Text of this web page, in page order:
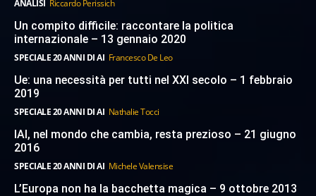
ANALISI Riccardo Perissich
Un compito difficile: raccontare la politica
internazionale – 13 gennaio 2020
SPECIALE 20 ANNI DI AI Francesco De Leo
Ue: una necessità per tutti nel XXI secolo – 1 febbraio
2019
SPECIALE 20 ANNI DI AI Nathalie Tocci
IAI, nel mondo che cambia, resta prezioso – 21 giugno
2016
SPECIALE 20 ANNI DI AI Michele Valensise
L’Europa non ha la bacchetta magica – 9 ottobre 2013